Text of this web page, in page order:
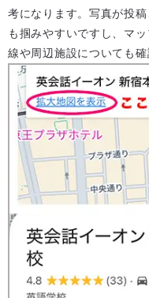
考になります。写真が投
も掴みやすいですし、マ
線や周辺施設についても